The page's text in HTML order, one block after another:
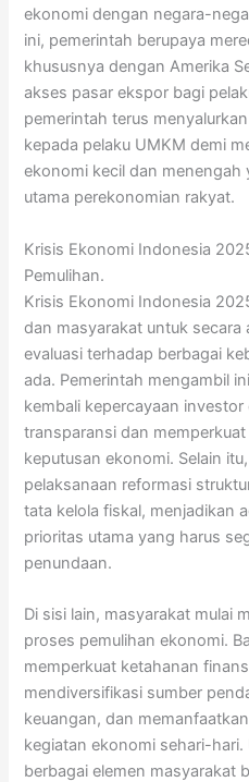
ekonomi dengan negara-
ini, pemerintah berupaya
khususnya dengan Amerika
akses pasar ekspor bagi
pemerintah terus
kepada pelaku UMKM demi
ekonomi kecil dan menengah
utama perekonomian rakyat.
Krisis Ekonomi Indonesia
Pemulihan.
Krisis Ekonomi Indonesia
dan masyarakat untuk secara
evaluasi terhadap berbagai
ada. Pemerintah mengambil
kembali kepercayaan
transparansi dan
keputusan ekonomi. Selain
pelaksanaan reformasi
tata kelola fiskal, menjadikan
prioritas utama yang harus
penundaan.
Di sisi lain, masyarakat mulai
proses pemulihan ekonomi.
memperkuat ketahanan
mendiversifikasi sumber
keuangan, dan
kegiatan ekonomi sehari-
berbagai elemen masyarakat